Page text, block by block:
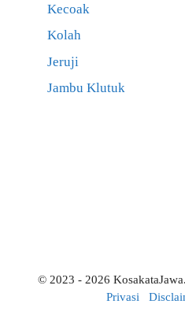
Kecoak
Kolah
Jeruji
Jambu Klutuk
© 2023 - 2026
Privasi